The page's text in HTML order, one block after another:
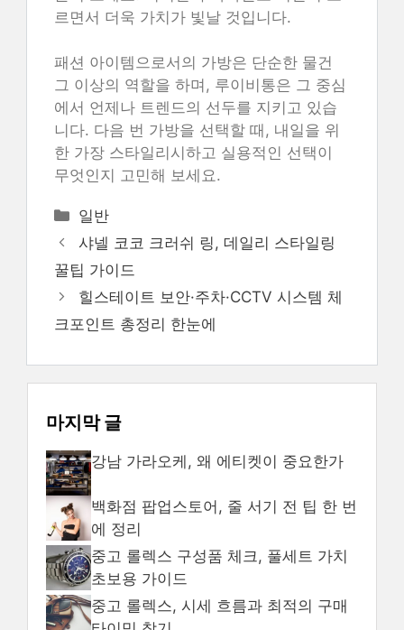
르면서 더욱 가치가 빛날 것입니다.
패션 아이템으로서의 가방은 단순한 물건
그 이상의 역할을 하며, 루이비통은 그 중심
에서 언제나 트렌드의 선두를 지키고 있습
니다. 다음 번 가방을 선택할 때, 내일을 위
한 가장 스타일리시하고 실용적인 선택이
무엇인지 고민해 보세요.
카
테
리
일반
샤넬 코코 크러쉬 링, 데일리 스타일링
꿀팁 가이드
힐스테이트 보안·주차·CCTV 시스템 체
크포인트 총정리 한눈에
마지막 글
강남 가라오케, 왜 에티켓이 중요한가
백화점 팝업스토어, 줄 서기 전 팁 한 번
에 정리
중고 롤렉스 구성품 체크, 풀세트 가치
초보용 가이드
중고 롤렉스, 시세 흐름과 최적의 구매